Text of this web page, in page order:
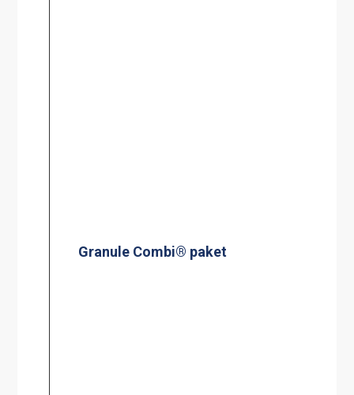
Granule Combi® paket